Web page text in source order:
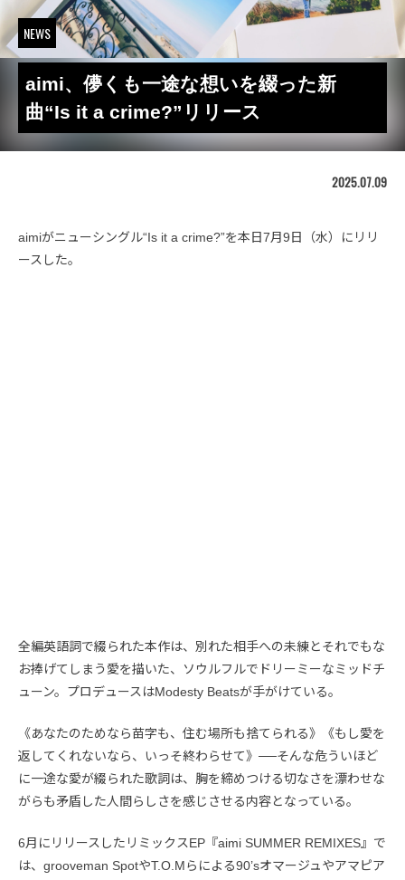
NEWS
aimi、儚くも一途な想いを綴った新
曲“Is it a crime?”リリース
2025.07.09
aimiがニューシングル“Is it a crime?”を本日7月9日（水）にリリ
ースした。
全編英語詞で綴られた本作は、別れた相手への未練とそれでもな
お捧げてしまう愛を描いた、ソウルフルでドリーミーなミッドチ
ューン。プロデュースはModesty Beatsが手がけている。
《あなたのためなら苗字も、住む場所も捨てられる》《もし愛を
返してくれないなら、いっそ終わらせて》──そんな危ういほど
に一途な愛が綴られた歌詞は、胸を締めつける切なさを漂わせな
がらも矛盾した人間らしさを感じさせる内容となっている。
6月にリリースしたリミックスEP『aimi SUMMER REMIXES』で
は、grooveman SpotやT.O.Mらによる90’sオマージュやアマピア